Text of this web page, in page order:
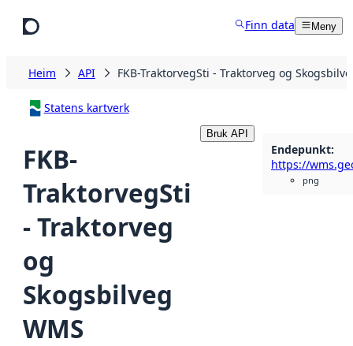
Finn data Meny
Heim API FKB-TraktorvegSti - Traktorveg og
Statens kartverk
FKB-
TraktorvegSti
- Traktorveg
og
Skogsbilveg
WMS
Bruk API
Endepunkt:
png